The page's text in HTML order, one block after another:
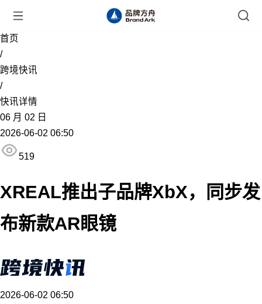
首页
/
跨境快讯
/
快讯详情
06 月 02 日
2026-06-02 06:50
519
XREAL推出子品牌XbX，同步发
布新款AR眼镜
2026-06-02 06:50